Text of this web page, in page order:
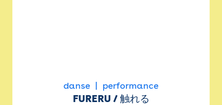
danse performance
FURERU / 触れる